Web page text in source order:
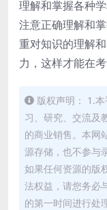
理解和掌握各种
注意正确理解和
重对知识的理解
力，这样才能在
版权声明： 1.
习、研究、交流及
的商业销售。本网
源存储，也不参与
如果任何资源的版
法权益，请您务必
的第一时间进行处